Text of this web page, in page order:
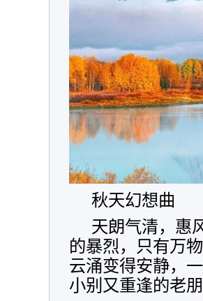
秋天幻想曲
天朗气清，惠
的暴烈，只有万
云涌变得安静，
小别又重逢的老